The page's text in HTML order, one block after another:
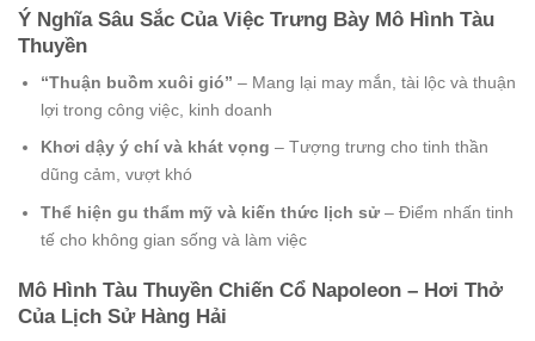
Ý Nghĩa Sâu Sắc Của Việc Trưng Bày Mô Hình Tàu
Thuyền
“Thuận buồm xuôi gió” – Mang lại may mắn, tài lộc và thuận
lợi trong công việc, kinh doanh
Khơi dậy ý chí và khát vọng – Tượng trưng cho tinh thần
dũng cảm, vượt khó
Thể hiện gu thẩm mỹ và kiến thức lịch sử– Điểm nhấn tinh
tế cho không gian sống và làm việc
Mô Hình Tàu Thuyền Chiến Cổ Napoleon – Hơi Thở
Của Lịch Sử Hàng Hải